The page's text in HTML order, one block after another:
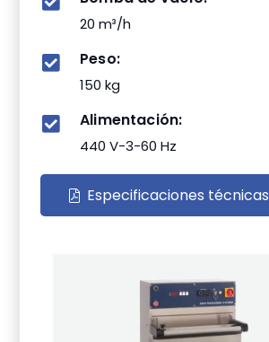
20 m³/h
Peso:
150 kg
Alimentación:
440 V-3-60 Hz
Especificaciones técnicas